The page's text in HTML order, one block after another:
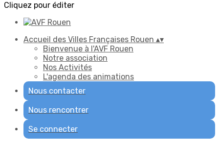
Cliquez pour éditer
Accueil des Villes Françaises Rouen ▴▾
Bienvenue à l'AVF Rouen
Notre association
Nos Activités
L'agenda des animations
Nous contacter
Nous rencontrer
Se connecter